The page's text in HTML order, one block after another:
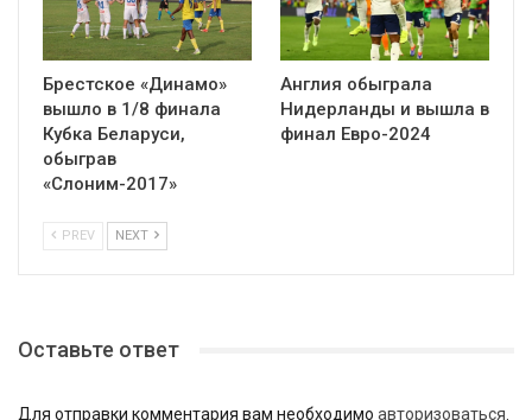
Брестское «Динамо»
вышло в 1/8 финала
Кубка Беларуси,
обыграв
«Слоним-2017»
Англия обыграла
Нидерланды и вышла в
финал Евро-2024
PREV NEXT
Оставьте ответ
Для отправки комментария вам необходимо авторизоваться.